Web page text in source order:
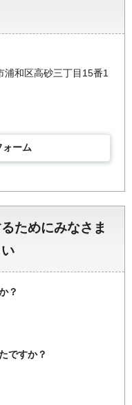
和区高砂三丁目15番1
ォーム
ためにみなさま
？
ですか？